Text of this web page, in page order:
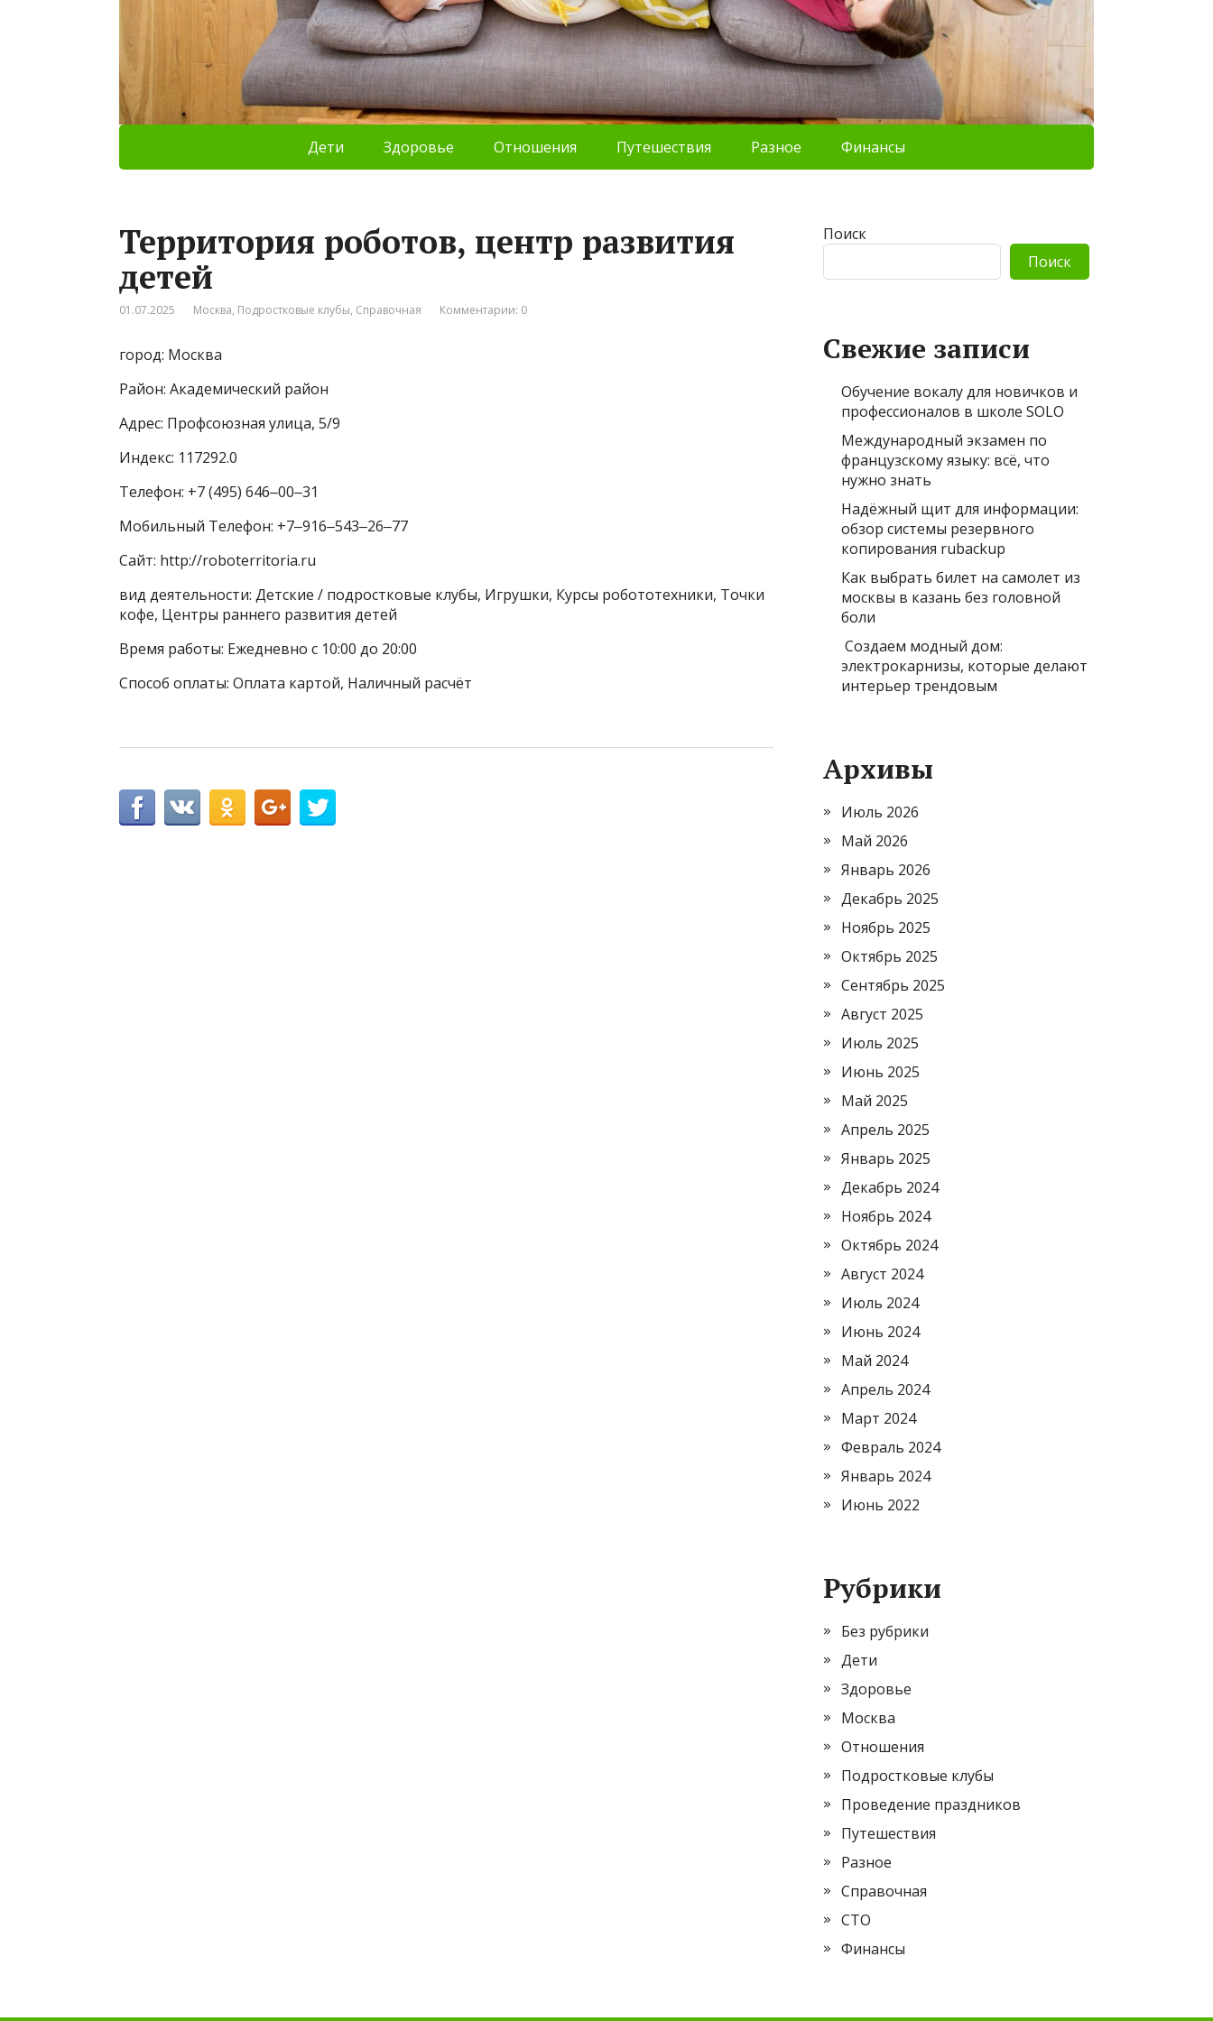
Дети Здоровье Отношения Путешествия Разное Финансы
Территория роботов, центр развития
детей
01.07.2025 Москва, Подростковые клубы, Справочная Комментарии: 0
город: Москва
Район: Академический район
Адрес: Профсоюзная улица, 5/9
Индекс: 117292.0
Телефон: +7 (495) 646‒00‒31
Мобильный Телефон: +7‒916‒543‒26‒77
Сайт: http://roboterritoria.ru
вид деятельности: Детские / подростковые клубы, Игрушки, Курсы робототехники, Точки
кофе, Центры раннего развития детей
Время работы: Ежедневно с 10:00 до 20:00
Способ оплаты: Оплата картой, Наличный расчёт
Поиск
Поиск
Свежие записи
Обучение вокалу для новичков и
профессионалов в школе SOLO
Международный экзамен по
французскому языку: всё, что
нужно знать
Надёжный щит для информации:
обзор системы резервного
копирования rubackup
Как выбрать билет на самолет из
москвы в казань без головной
боли
Создаем модный дом:
электрокарнизы, которые делают
интерьер трендовым
Архивы
Июль 2026
Май 2026
Январь 2026
Декабрь 2025
Ноябрь 2025
Октябрь 2025
Сентябрь 2025
Август 2025
Июль 2025
Июнь 2025
Май 2025
Апрель 2025
Январь 2025
Декабрь 2024
Ноябрь 2024
Октябрь 2024
Август 2024
Июль 2024
Июнь 2024
Май 2024
Апрель 2024
Март 2024
Февраль 2024
Январь 2024
Июнь 2022
Рубрики
Без рубрики
Дети
Здоровье
Москва
Отношения
Подростковые клубы
Проведение праздников
Путешествия
Разное
Справочная
СТО
Финансы